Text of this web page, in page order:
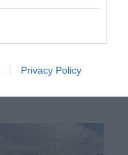
Privacy Policy